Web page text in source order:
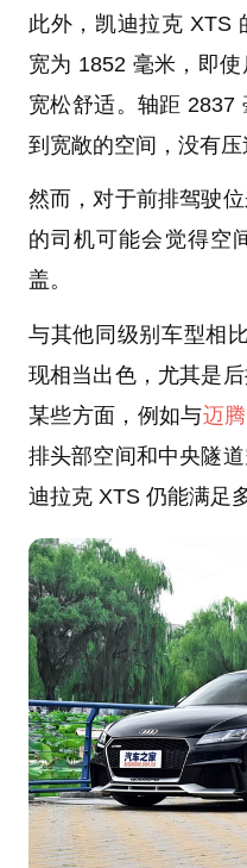
此外，凯迪拉克 XTS
宽为 1852 毫米，即
宽松舒适。轴距 2837
到宽敞的空间，没有压
然而，对于前排驾驶
的司机可能会觉得空
盖。
与其他同级别车型相
现相当出色，尤其是
某些方面，例如与迈腾
排头部空间和中央隧
迪拉克 XTS 仍能满足